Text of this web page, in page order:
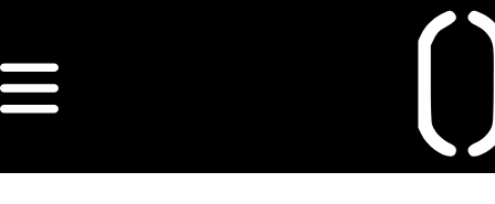
ORDRE DES
ARCHITECTES